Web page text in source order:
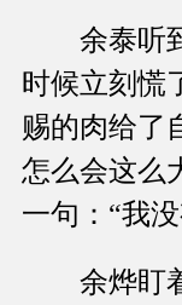
余泰听到
时候立刻慌
赐的肉给了
怎么会这么
一句：“我
余烨盯着